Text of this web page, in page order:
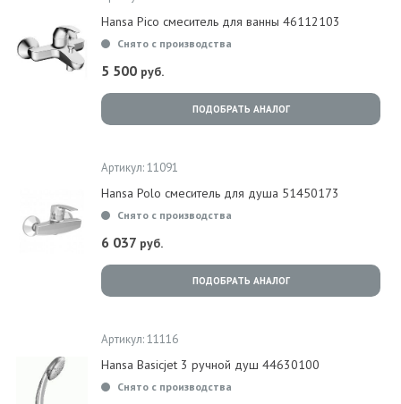
Hansa Pico смеситель для ванны 46112103
Снято с производства
5 500 руб.
ПОДОБРАТЬ АНАЛОГ
Артикул: 11091
Hansa Polo смеситель для душа 51450173
Снято с производства
6 037 руб.
ПОДОБРАТЬ АНАЛОГ
Артикул: 11116
Hansa Basicjet 3 ручной душ 44630100
Снято с производства